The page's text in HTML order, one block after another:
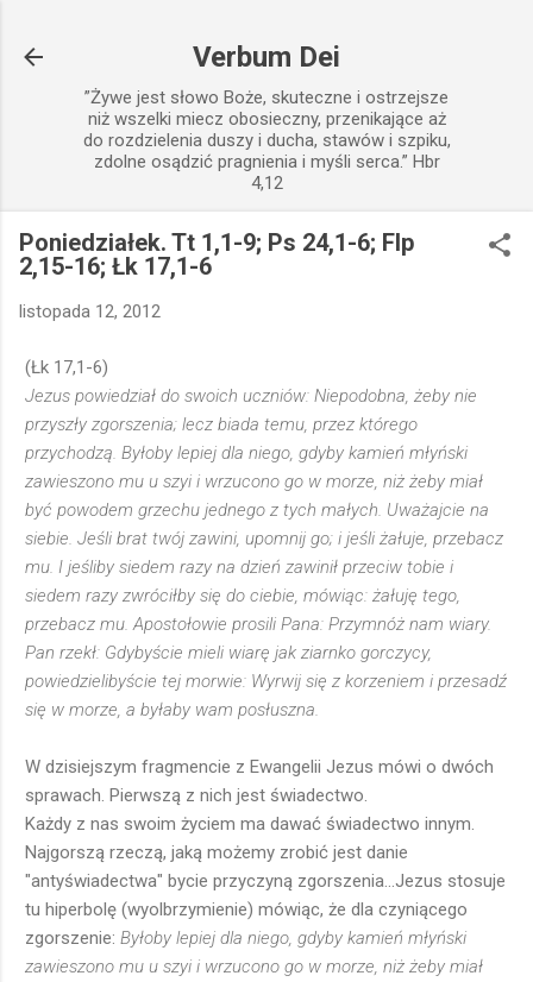
Verbum Dei
”Żywe jest słowo Boże, skuteczne i ostrzejsze
niż wszelki miecz obosieczny, przenikające aż
do rozdzielenia duszy i ducha, stawów i szpiku,
zdolne osądzić pragnienia i myśli serca.” Hbr
4,12
Poniedziałek. Tt 1,1-9; Ps 24,1-6; Flp
2,15-16; Łk 17,1-6
listopada 12, 2012
(Łk 17,1-6)
Jezus powiedział do swoich uczniów: Niepodobna, żeby nie
przyszły zgorszenia; lecz biada temu, przez którego
przychodzą. Byłoby lepiej dla niego, gdyby kamień młyński
zawieszono mu u szyi i wrzucono go w morze, niż żeby miał
być powodem grzechu jednego z tych małych. Uważajcie na
siebie. Jeśli brat twój zawini, upomnij go; i jeśli żałuje, przebacz
mu. I jeśliby siedem razy na dzień zawinił przeciw tobie i
siedem razy zwróciłby się do ciebie, mówiąc: żałuję tego,
przebacz mu. Apostołowie prosili Pana: Przymnóż nam wiary.
Pan rzekł: Gdybyście mieli wiarę jak ziarnko gorczycy,
powiedzielibyście tej morwie: Wyrwij się z korzeniem i przesadź
się w morze, a byłaby wam posłuszna.
W dzisiejszym fragmencie z Ewangelii Jezus mówi o dwóch
sprawach. Pierwszą z nich jest świadectwo.
Każdy z nas swoim życiem ma dawać świadectwo innym.
Najgorszą rzeczą, jaką możemy zrobić jest danie
"antyświadectwa" bycie przyczyną zgorszenia...Jezus stosuje
tu hiperbolę (wyolbrzymienie) mówiąc, że dla czyniącego
zgorszenie: Byłoby lepiej dla niego, gdyby kamień młyński
zawieszono mu u szyi i wrzucono go w morze, niż żeby miał